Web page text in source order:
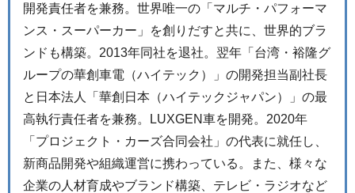
開発責任者を兼務。世界唯一の「マルチ・パフォーマ
ンス・スーパーカー」を創りだすと共に、世界的ブラ
ンドも構築。2013年同社を退社。翌年「台湾・裕隆グ
ループの華創車電（ハイテック）」の開発担当副社長
と日本法人「華創日本（ハイテックジャパン）」の最
高執行責任者を兼務。LUXGEN車を開発。2020年
「プロジェクト・カーズ合同会社」の代表に就任し、
新商品開発や組織運営に携わっている。また、様々な
企業の人材育成やブランド構築、テレビ・ラジオなど